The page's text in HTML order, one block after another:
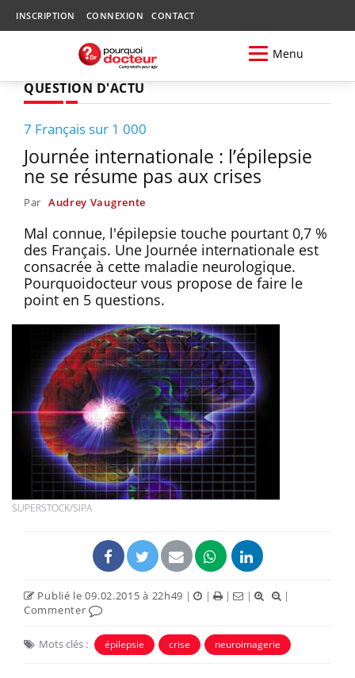
INSCRIPTION CONNEXION CONTACT
Menu
QUESTION D'ACTU
7 Français sur 1 000
Journée internationale : l’épilepsie
ne se résume pas aux crises
Par Audrey Vaugrente
Mal connue, l'épilepsie touche pourtant 0,7 %
des Français. Une Journée internationale est
consacrée à cette maladie neurologique.
Pourquoidocteur vous propose de faire le
point en 5 questions.
SUPERSTOCK/SIPA
Publié le 09.02.2015 à 22h49 | | | |
|
Commenter
Mots clés : épilepsie crise neuroimagerie